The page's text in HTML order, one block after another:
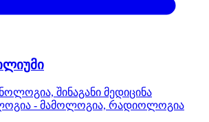
შინაგანი მედიცინა
- მამოლოგია, რადიოლოგია